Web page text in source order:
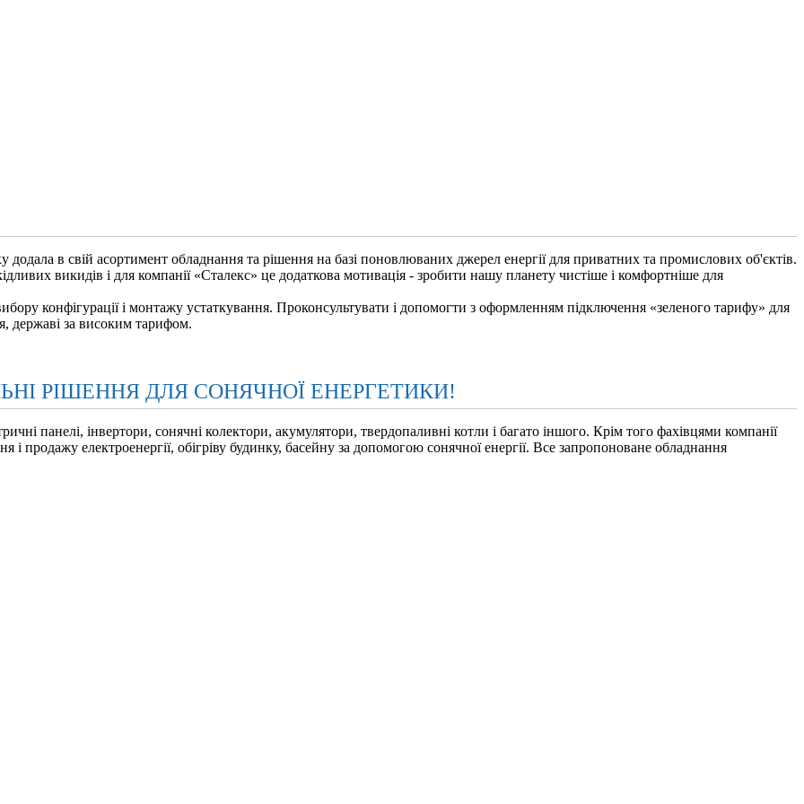
додала в свій асортимент обладнання та рішення на базі поновлюваних джерел енергії для приватних та промислових об'єктів.
викидів і для компанії «Сталекс» це додаткова мотивація - зробити нашу планету чистіше і комфортніше для
конфігурації і монтажу устаткування. Проконсультувати і допомогти з оформленням підключення «зеленого тарифу» для
державі за високим тарифом.
РІШЕННЯ ДЛЯ СОНЯЧНОЇ ЕНЕРГЕТИКИ!
панелі, інвертори, сонячні колектори, акумулятори, твердопаливні котли і багато іншого. Крім того фахівцями компанії
продажу електроенергії, обігріву будинку, басейну за допомогою сонячної енергії. Все запропоноване обладнання